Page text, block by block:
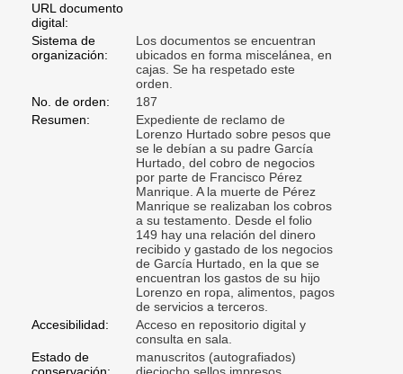
URL documento
digital:
Sistema de
organización:
Los documentos se encuentran
ubicados en forma miscelánea, en
cajas. Se ha respetado este
orden.
No. de orden:
187
Resumen:
Expediente de reclamo de
Lorenzo Hurtado sobre pesos que
se le debían a su padre García
Hurtado, del cobro de negocios
por parte de Francisco Pérez
Manrique. A la muerte de Pérez
Manrique se realizaban los cobros
a su testamento. Desde el folio
149 hay una relación del dinero
recibido y gastado de los negocios
de García Hurtado, en la que se
encuentran los gastos de su hijo
Lorenzo en ropa, alimentos, pagos
de servicios a terceros.
Accesibilidad:
Acceso en repositorio digital y
consulta en sala.
Estado de
manuscritos (autografiados)